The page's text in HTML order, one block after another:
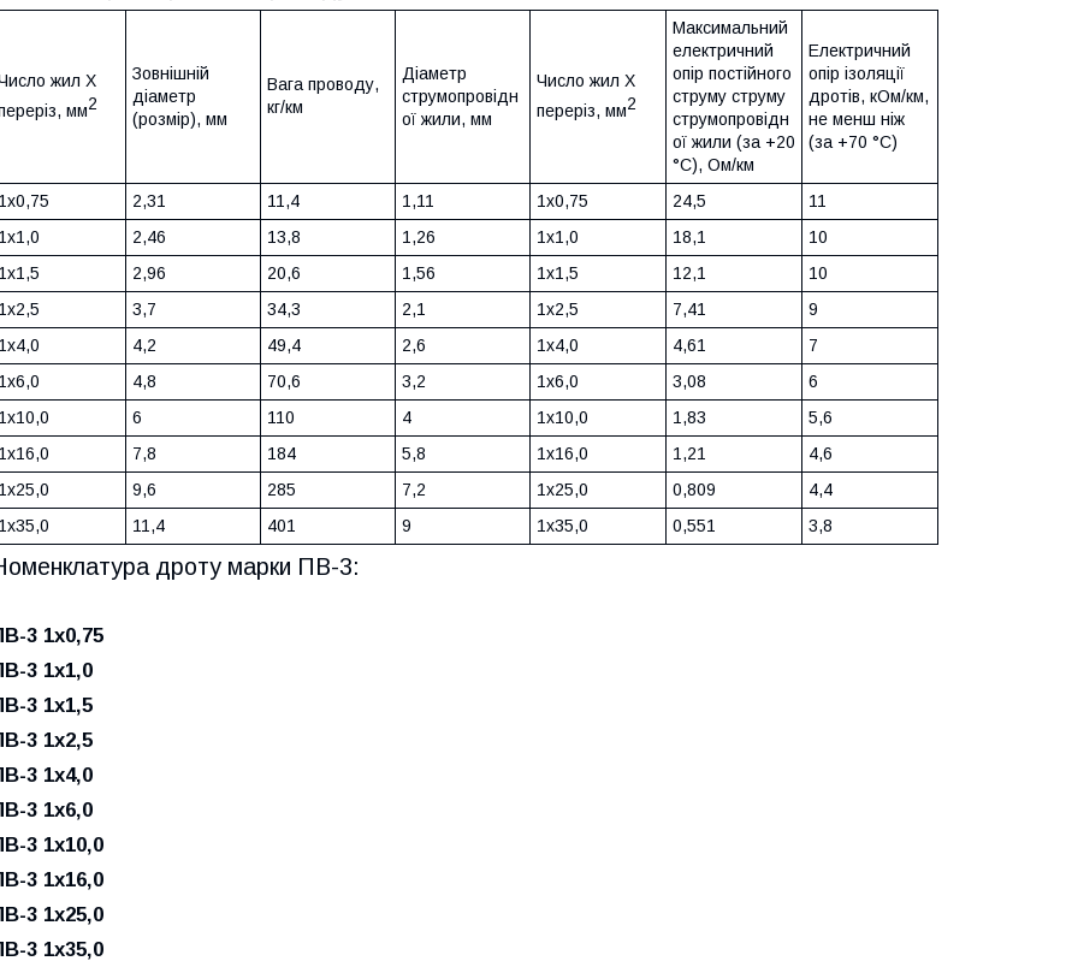
жил X
мм2
Зовнішній
діаметр
(розмір), мм
Вага проводу,
кг/км
Діаметр
струмопровідн
ої жили, мм
Число жил X
переріз, мм2
Максимальний
електричний
опір постійного
струму струму
струмопровідн
ої жили (за +20
°C), Ом/км
Електричний
опір ізоляції
дротів, кОм/км,
не менш ніж
(за +70 °C)
1x0,75 2,31 11,4 1,11 1x0,75 24,5
11
1x1,0
2,46 13,8 1,26 1x1,0 18,1
10
1x1,5
2,96 20,6 1,56 1x1,5 12,1
10
1x2,5
3,7 34,3 2,1 1x2,5 7,41
9
1x4,0
4,2 49,4 2,6 1x4,0 4,61
7
1x6,0
4,8 70,6 3,2 1x6,0 3,08
6
1x10,0
6 110 4 1x10,0 1,83
5,6
1x16,0
7,8 184 5,8 1x16,0 1,21
4,6
1x25,0
9,6 285 7,2 1x25,0 0,809
4,4
1x35,0
11,4 401 9 1x35,0 0,551 3,8
дроту марки ПВ-3:
3 1х0,75
3 1х1,0
3 1х1,5
3 1х2,5
3 1х4,0
3 1х6,0
3 1х10,0
3 1х16,0
3 1х25,0
3 1х35,0